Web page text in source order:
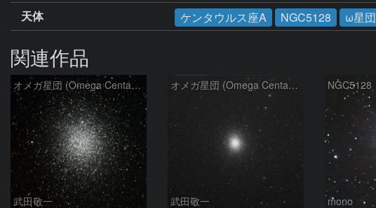
天体
ケンタウルス座A NGC5128 ω星団
関連作品
オメガ星団 (Omega Centauri)
武田敬一
オメガ星団 (Omega Centauri)
武田敬一
NGC5128
mono